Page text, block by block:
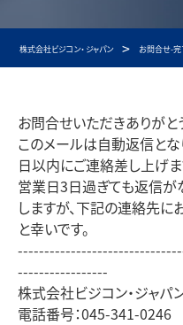
株式会社ビジコン・ジャパン > お問合せ-
お問合せいただきありがと
このメールは自動返信と
日以内にご連絡差し上げま
営業日3日過ぎても返信が
しますが、下記の連絡先
と幸いです。
-----------------
株式会社ビジコン・ジャパ
電話番号：045-341-0246